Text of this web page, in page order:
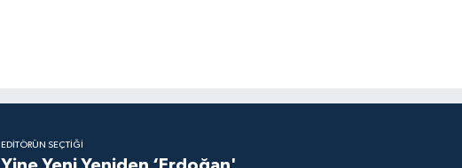
EDITÖRÜN SEÇTIĞI